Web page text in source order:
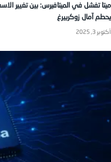
ميتا تفشل في الميتافيرس: بين تغيير
يحطم آمال زوكربيرغ
أكتوبر 3, 2025